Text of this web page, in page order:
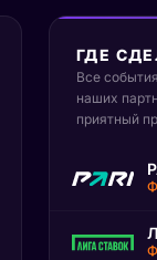
ГДЕ
Все
наших
приятный